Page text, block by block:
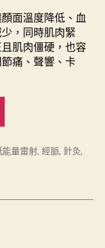
面溫度降低、血
，同時肌肉緊
肌肉僵硬，也容
痛、聲響、卡
與
關
能量雷射, 經脈, 針灸,